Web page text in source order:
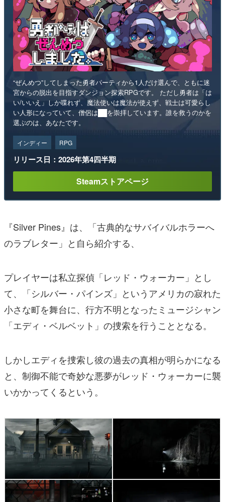
“ぜんめつ”してしまった勇者パーティから1人だけ選んで、ともに迷
宮からの脱出を目指すダンジョン探索RPGです。 ただし勇者は「は
い/いいえ」しか喋れず、魔法使いは魔法が使えず、戦士は可愛らし
い人形になっていて、僧侶は██を崇拝しています。誰を救うのかを
選ぶのは、あなたです。
インディー RPG
リリース日：2026年第4四半期
Steamストアページ
『Silver Pines』は、「古典的なサバイバルホラーへ
のラブレター」と自ら紹介する、
プレイヤーは私立探偵「レッド・ウォーカー」とし
て、「シルバー・パインズ」というアメリカの寂れた
小さな町を舞台に、行方不明となったミュージシャン
「エディ・ベルベット」の捜索を行うこととなる。
しかしエディを捜索し彼の過去の真相が明らかになる
と、制御不能で奇妙な悪夢がレッド・ウォーカーに襲
いかかってくるという。